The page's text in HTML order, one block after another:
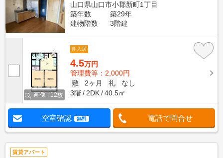
山口県山口市小郡新町1丁目
築年数
築29年
建物階数
3階建
画像 : 12枚
即入居
4.5万円
管理費等：2,000円
敷
2ヶ月 礼
なし
3階
2DK 40.5㎡
空室確認 無料 電話で問合せ
賃貸アパート